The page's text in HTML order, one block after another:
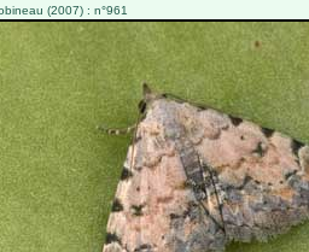
(2007) : n°961